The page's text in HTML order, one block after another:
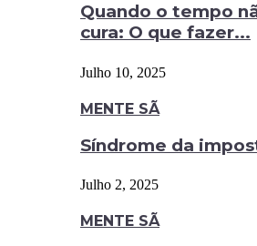
Quando o tempo
cura: O que fazer...
Julho 10, 2025
MENTE SÃ
Síndrome da
Julho 2, 2025
MENTE SÃ